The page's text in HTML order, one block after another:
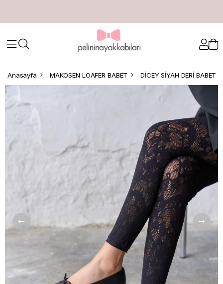
Anasayfa MAKOSEN LOAFER BABET DİCEY SİYAH DERİ BABET